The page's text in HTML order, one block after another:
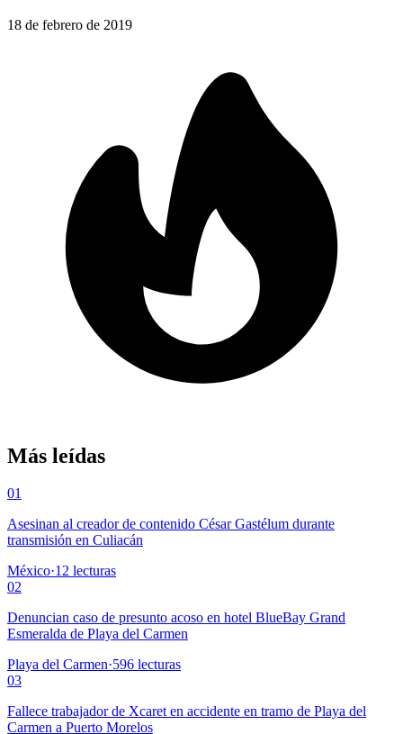
18 de febrero de 2019
Más leídas
01
Asesinan al creador de contenido César Gastélum durante
transmisión en Culiacán
México·12 lecturas
02
Denuncian caso de presunto acoso en hotel BlueBay Grand
Esmeralda de Playa del Carmen
Playa del Carmen·596 lecturas
03
Fallece trabajador de Xcaret en accidente en tramo de Playa del
Carmen a Puerto Morelos